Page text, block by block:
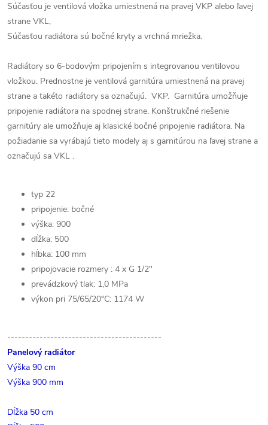
Súčasťou je ventilová vložka umiestnená na pravej VKP alebo ľavej
strane VKL,
Súčasťou radiátora sú bočné kryty a vrchná mriežka.
Radiátory so 6-bodovým pripojením s integrovanou ventilovou
vložkou. Prednostne je ventilová garnitúra umiestnená na pravej
strane a takéto radiátory sa označujú. VKP. Garnitúra umožňuje
pripojenie radiátora na spodnej strane. Konštrukčné riešenie
garnitúry ale umožňuje aj klasické bočné pripojenie radiátora. Na
požiadanie sa vyrábajú tieto modely aj s garnitúrou na ľavej strane a
označujú sa VKL .
typ 22
pripojenie: bočné
výška: 900
dĺžka: 500
hĺbka: 100 mm
pripojovacie rozmery : 4 x G 1/2"
prevádzkový tlak: 1,0 MPa
výkon pri 75/65/20°C: 1174 W
-------------------------------------------
Panelový radiátor
Výška 90 cm
Výška 900 mm
Dĺžka 50 cm